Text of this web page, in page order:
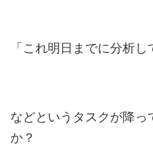
「これ明日までに分析し
などというタスクが降
か？